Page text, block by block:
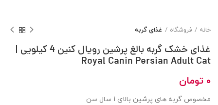
خانه فروشگاه غذای گربه
غذای خشک گربه بالغ پرشین رویال کنین 4 کیلویی |
Royal Canin Persian Adult Cat
تومان
مخصوص گربه های پرشین بالای 1 سال سن